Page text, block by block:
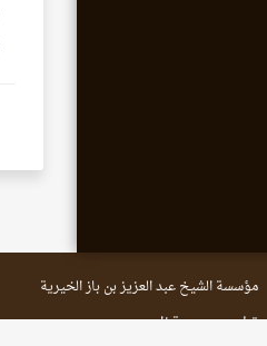
مؤسسة الشيخ عبد العزيز بن باز الخيرية
تطوير مجموعة زاد